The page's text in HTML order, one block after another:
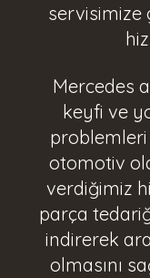
servisimize
Mercedes
keyfi ve
otomotiv
verdiğimiz
parça
indirerek
olmasını